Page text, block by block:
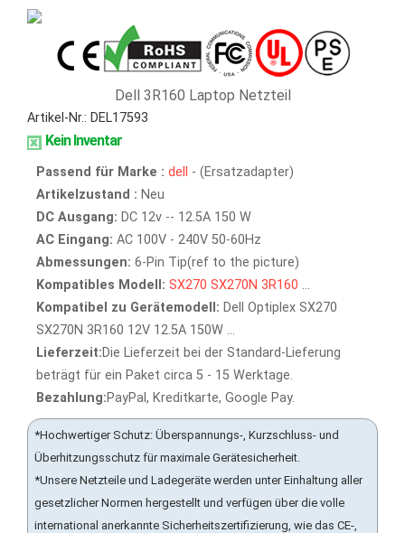
Dell 3R160 Laptop Netzteil
Artikel-Nr.: DEL17593
Kein Inventar
Passend für Marke : dell
- (Ersatzadapter)
Artikelzustand : Neu
DC Ausgang: DC 12v -- 12.5A 150 W
AC Eingang: AC 100V - 240V 50-60Hz
Abmessungen: 6-Pin Tip(ref to the picture)
Kompatibles Modell: SX270 SX270N 3R160 ...
Kompatibel zu Gerätemodell: Dell Optiplex SX270
SX270N 3R160 12V 12.5A 150W ...
Lieferzeit:Die Lieferzeit bei der Standard-Lieferung
beträgt für ein Paket circa 5 - 15 Werktage.
Bezahlung:PayPal, Kreditkarte, Google Pay.
*Hochwertiger Schutz: Überspannungs-, Kurzschluss- und
Überhitzungsschutz für maximale Gerätesicherheit.
*Unsere Netzteile und Ladegeräte werden unter Einhaltung aller
gesetzlicher Normen hergestellt und verfügen über die volle
international anerkannte Sicherheitszertifizierung, wie das CE-,